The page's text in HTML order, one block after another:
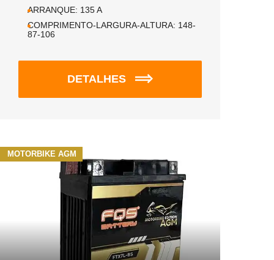
ARRANQUE: 135A
COMPRIMENTO-LARGURA-ALTURA: 148-
87-106
DETALHES
MOTORBIKE AGM